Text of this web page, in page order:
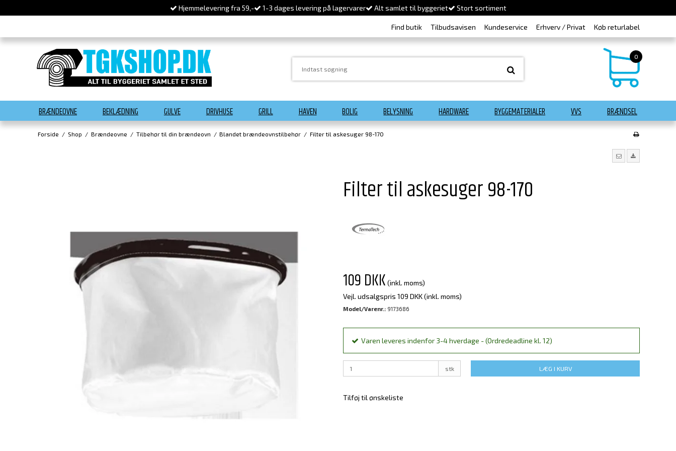
Hjemmelevering fra 59,- 1-3 dages levering på lagervarer Alt samlet til byggeriet Stort sortiment
Find butik Tilbudsavisen Kundeservice Erhverv / Privat Køb returlabel
0
BRÆNDEOVNE BEKLÆDNING GULVE DRIVHUSE GRILL HAVEN BOLIG BELYSNING HARDWARE BYGGEMATERIALER VVS BRÆNDSEL
Forside / Shop / Brændeovne / Tilbehør til din brændeovn / Blandet brændeovnstilbehør / Filter til askesuger 98-170
Filter til askesuger 98-170
109 DKK (inkl. moms)
Vejl. udsalgspris 109 DKK(inkl. moms)
Model/Varenr.: 9173686
Varen leveres indenfor 3-4 hverdage - (Ordredeadline kl. 12)
stk LÆG I KURV
Tilføj til ønskeliste